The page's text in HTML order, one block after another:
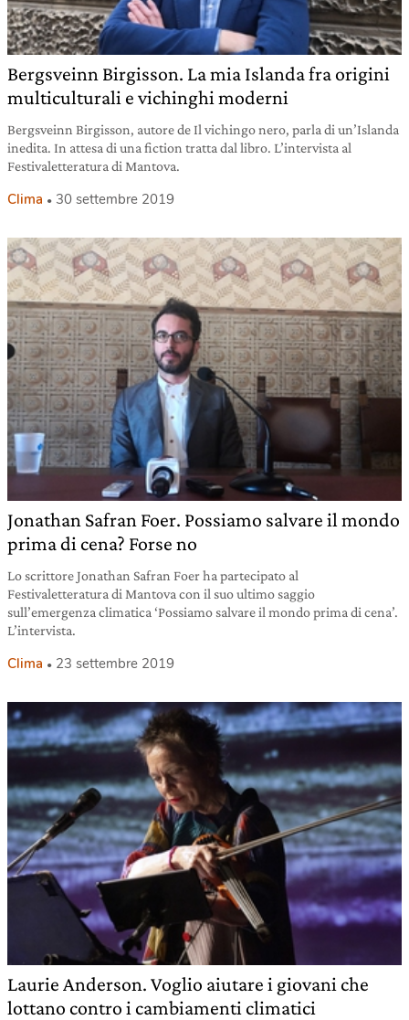
Bergsveinn Birgisson. La mia Islanda fra origini
multiculturali e vichinghi moderni
Bergsveinn Birgisson, autore de Il vichingo nero, parla di un’Islanda
inedita. In attesa di una fiction tratta dal libro. L’intervista al
Festivaletteratura di Mantova.
Clima 30 settembre 2019
Jonathan Safran Foer. Possiamo salvare il mondo
prima di cena? Forse no
Lo scrittore Jonathan Safran Foer ha partecipato al
Festivaletteratura di Mantova con il suo ultimo saggio
sull’emergenza climatica ‘Possiamo salvare il mondo prima di cena’.
L’intervista.
Clima 23 settembre 2019
Laurie Anderson. Voglio aiutare i giovani che
lottano contro i cambiamenti climatici